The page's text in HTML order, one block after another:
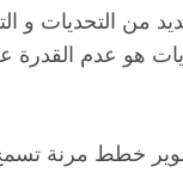
من التحديات و
هو عدم القدرة
خطط مرنة